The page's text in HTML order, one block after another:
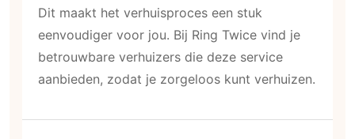
Dit maakt het verhuisproces een stuk
eenvoudiger voor jou. Bij Ring Twice vind je
betrouwbare verhuizers die deze service
aanbieden, zodat je zorgeloos kunt verhuizen.